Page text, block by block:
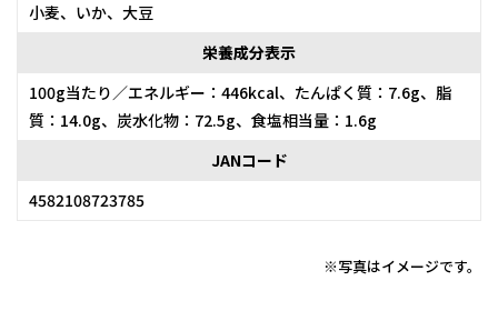
小麦、いか、大豆
栄養成分表示
100g当たり／エネルギー：446kcal、たんぱく質：7.6g、脂
質：14.0g、炭水化物：72.5g、食塩相当量：1.6g
JANコード
4582108723785
※写真はイメージです。